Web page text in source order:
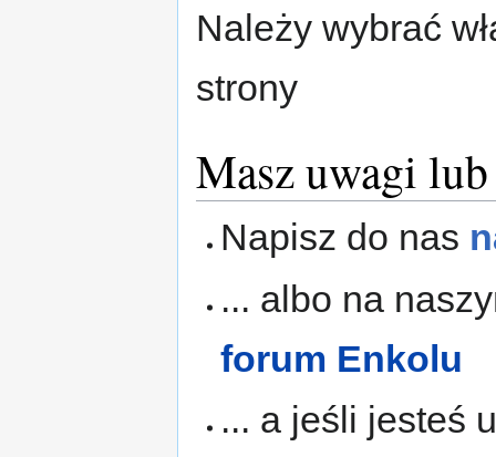
Należy wybrać
strony
Masz uwagi
Napisz do nas
... albo na
forum Enkolu
... a jeśli jesteś